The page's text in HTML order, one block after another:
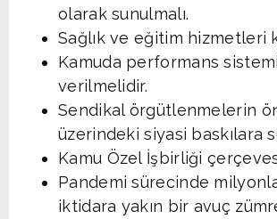
olarak sunulmalı.
Sağlık ve eğitim hizmetleri
Kamuda performans
verilmelidir.
Sendikal örgütlenmelerin
üzerindeki siyasi baskılara
Kamu Özel İşbirliği
Pandemi sürecinde
iktidara yakın bir avuç